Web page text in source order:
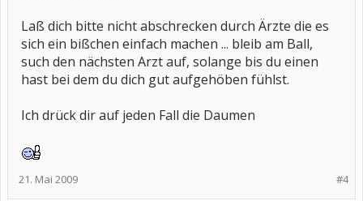
Laß dich bitte nicht abschrecken durch Ärzte die es
sich ein bißchen einfach machen ... bleib am Ball,
such den nächsten Arzt auf, solange bis du einen
hast bei dem du dich gut aufgehöben fühlst.
Ich drück dir auf jeden Fall die Daumen
#4
21. Mai 2009